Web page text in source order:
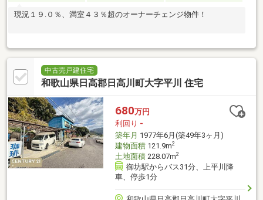
現況１９.０％、満室４３％超のオーナーチェンジ物件！
中古売戸建住宅
和歌山県日高郡日高川町大字平川 住宅
680万円
利回り -
築年月 1977年6月(築49年3ヶ月)
建物面積121.9m2
土地面積228.07m2
御坊駅からバス31分、上平川降
車、停歩1分